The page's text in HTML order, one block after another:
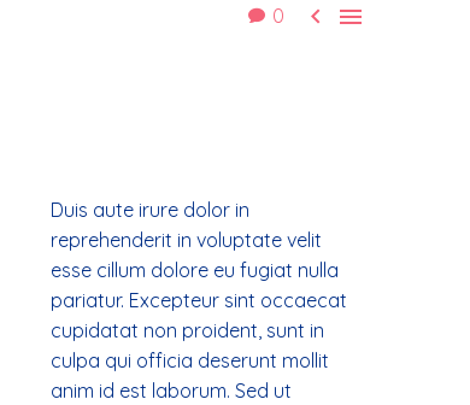
0  
Duis aute irure dolor in
reprehenderit in voluptate velit
esse cillum dolore eu fugiat nulla
pariatur. Excepteur sint occaecat
cupidatat non proident, sunt in
culpa qui officia deserunt mollit
anim id est laborum. Sed ut